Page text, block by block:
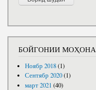
БОЙГОНИИ МОҲОНА
Ноябр 2018(1)
Сентябр 2020(1)
март 2021 (40)